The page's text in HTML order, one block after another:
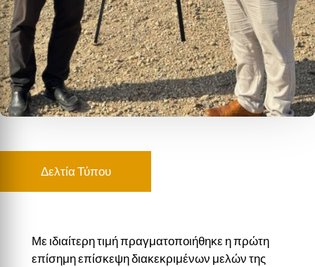
Δελτία Τύπου
Με ιδιαίτερη τιμή πραγματοποιήθηκε η πρώτη
επίσημη επίσκεψη διακεκριμένων μελών της